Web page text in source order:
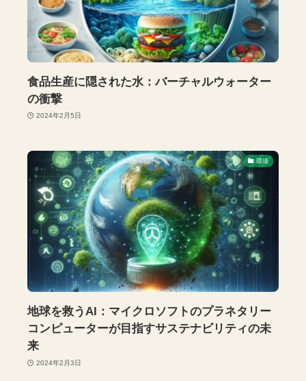
食品生産に隠された水：バーチャルウォーター
の衝撃
2024年2月5日
環境
地球を救うAI：マイクロソフトのプラネタリー
コンピューターが目指すサステナビリティの未
来
2024年2月3日